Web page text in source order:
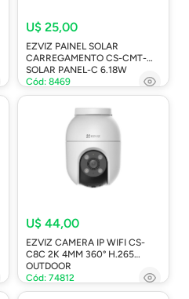
U$ 25,00
EZVIZ PAINEL SOLAR
CARREGAMENTO CS-CMT-
SOLAR PANEL-C 6.18W
Cód: 8469
U$ 44,00
EZVIZ CAMERA IP WIFI CS-
C8C 2K 4MM 360° H.265
OUTDOOR
Cód: 74812